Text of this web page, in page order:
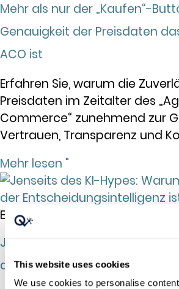
This website uses cookies
We use cookies to personalise
Mehr als nur der „Kaufen“-
Genauigkeit der Preisdaten
ACO ist
Erfahren Sie, warum die
Preisdaten im Zeitalter des
Commerce“ zunehmend zur
Vertrauen, Transparenz und
Mehr lesen "
Einblicke in den Markt
Jenseits des KI-Hypes: Warum
der Entscheidungsintelligenz ist